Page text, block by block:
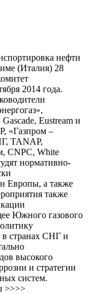
нефти
(Италия) 28
2014 года.
Eustream и
«Газпром –
TANAP,
CNPC, White
нормативно-
Европы, а также
также
Южного газового
в странах СНГ и
высокого
и стратегии
систем.
>>>>